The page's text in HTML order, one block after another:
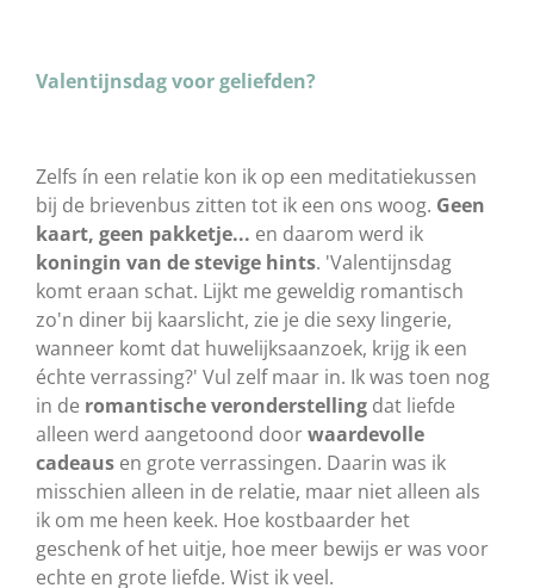
Valentijnsdag voor geliefden?
Zelfs ín een relatie kon ik op een meditatiekussen
bij de brievenbus zitten tot ik een ons woog. Geen
kaart, geen pakketje... en daarom werd ik
koningin van de stevige hints. 'Valentijnsdag
komt eraan schat. Lijkt me geweldig romantisch
zo'n diner bij kaarslicht, zie je die sexy lingerie,
wanneer komt dat huwelijksaanzoek, krijg ik een
échte verrassing?' Vul zelf maar in. Ik was toen nog
in de romantische veronderstelling dat liefde
alleen werd aangetoond doorwaardevolle
cadeaus en grote verrassingen. Daarin was ik
misschien alleen in de relatie, maar niet alleen als
ik om me heen keek. Hoe kostbaarder het
geschenk of het uitje, hoe meer bewijs er was voor
echte en grote liefde. Wist ik veel.